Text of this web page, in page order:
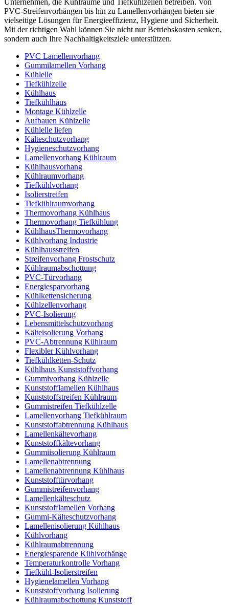
Unternehmen, die Kühlräume und Tiefkühlzellen betreiben. Von
PVC-Streifenvorhängen bis hin zu Lamellenvorhängen bieten sie
vielseitige Lösungen für Energieeffizienz, Hygiene und Sicherheit.
Mit der richtigen Wahl können Sie nicht nur Betriebskosten senken,
sondern auch Ihre Nachhaltigkeitsziele unterstützen.
PVC Lamellenvorhang
Gummilamellen Vorhang
Kühlelle
Tiefkühlzelle
Kühlhaus
Tiefkühlhaus
Montage Kühlzelle
Aufbauen Kühlzelle
Kühlelle liefen
Kälteschutzvorhang
Hygieneschutzvorhang
Lamellenvorhang Kühlraum
Kühlhausvorhang
Kühlraumvorhang
Tiefkühlvorhang
Isolierstreifen
Tiefkühlraumvorhang
Thermovorhang Kühlhaus
Thermovorhang Tiefkühlung
KühlhausThermovorhang
Kühlvorhang Industrie
Kühlhausstreifen
Streifenvorhang Frostschutz
Kühlraumabschottung
PVC-Türvorhang
Energiesparvorhang
Kühlkettensicherung
Kühlzellenvorhang
PVC-Isolierung
Lebensmittelschutzvorhang
Kälteisolierung Vorhang
PVC-Abtrennung Kühlraum
Flexibler Kühlvorhang
Tiefkühlketten-Schutz
Kühlhaus Kunststoffvorhang
Gummivorhang Kühlzelle
Kunststofflamellen Kühlhaus
Kunststoffstreifen Kühlraum
Gummistreifen Tiefkühlzelle
Lamellenvorhang Tiefkühlraum
Kunststoffabtrennung Kühlhaus
Lamellenkältevorhang
Kunststoffkältevorhang
Gummiisolierung Kühlraum
Lamellenabtrennung
Lamellenabtrennung Kühlhaus
Kunststofftürvorhang
Gummistreifenvorhang
Lamellenkälteschutz
Kunststofflamellen Vorhang
Gummi-Kälteschutzvorhang
Lamellenisolierung Kühlhaus
Kühlvorhang
Kühlraumabtrennung
Energiesparende Kühlvorhänge
Temperaturkontrolle Vorhang
Tiefkühl-Isolierstreifen
Hygienelamellen Vorhang
Kunststoffvorhang Isolierung
Kühlraumabschottung Kunststoff